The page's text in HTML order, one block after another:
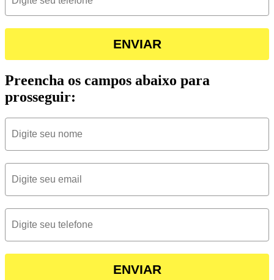
ENVIAR
Preencha os campos abaixo para
prosseguir:
ENVIAR